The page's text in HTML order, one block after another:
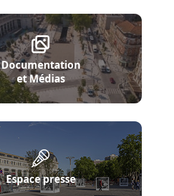
Documentation
et Médias
Espace presse